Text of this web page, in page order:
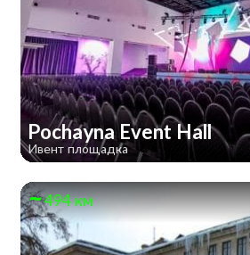
Pochayna Event Hall
Ивент площадка
494 км